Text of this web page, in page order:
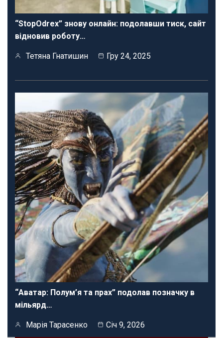
“StopOdrex” знову онлайн: подолавши тиск, сайт
відновив роботу…
Тетяна Гнатишин Гру 24, 2025
“Аватар: Полум’я та прах” подолав позначку в
мільярд…
Марія Тарасенко Січ 9, 2026